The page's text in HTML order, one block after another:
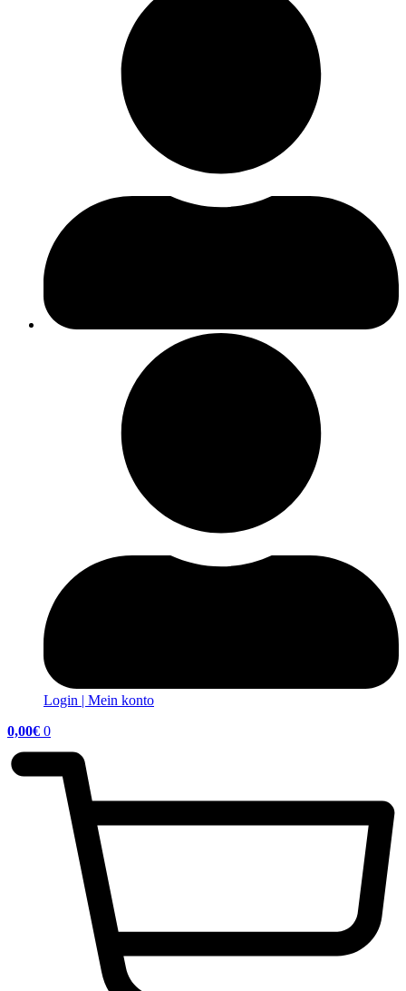
Login | Mein konto
0,00€ 0